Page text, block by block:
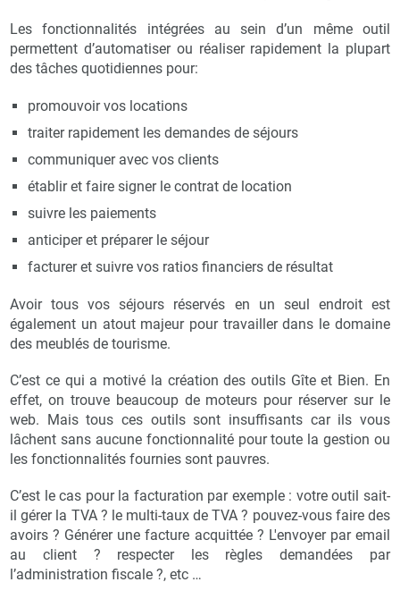
Les fonctionnalités intégrées au sein d’un même outil
permettent d’automatiser ou réaliser rapidement la plupart
des tâches quotidiennes pour:
promouvoir vos locations
traiter rapidement les demandes de séjours
communiquer avec vos clients
établir et faire signer le contrat de location
suivre les paiements
anticiper et préparer le séjour
facturer et suivre vos ratios financiers de résultat
Avoir tous vos séjours réservés en un seul endroit est
également un atout majeur pour travailler dans le domaine
des meublés de tourisme.
C’est ce qui a motivé la création des outils Gîte et Bien. En
effet, on trouve beaucoup de moteurs pour réserver sur le
web. Mais tous ces outils sont insuffisants car ils vous
lâchent sans aucune fonctionnalité pour toute la gestion ou
les fonctionnalités fournies sont pauvres.
C’est le cas pour la facturation par exemple : votre outil sait-
il gérer la TVA ? le multi-taux de TVA ? pouvez-vous faire des
avoirs ? Générer une facture acquittée ? L'envoyer par email
au client ? respecter les règles demandées par
l’administration fiscale ?, etc …